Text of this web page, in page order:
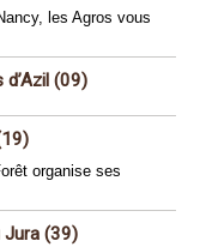
les Agros vous
(09)
organise ses
Jura (39)